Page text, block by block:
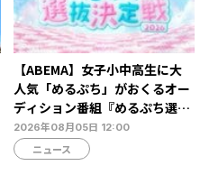
【ABEMA】女子小中高生に大
人気「めるぷち」がおくるオー
ディション番組『めるぷち選抜
決定戦2026』の生配信が決定
2026年08月05日 12:00
ニュース